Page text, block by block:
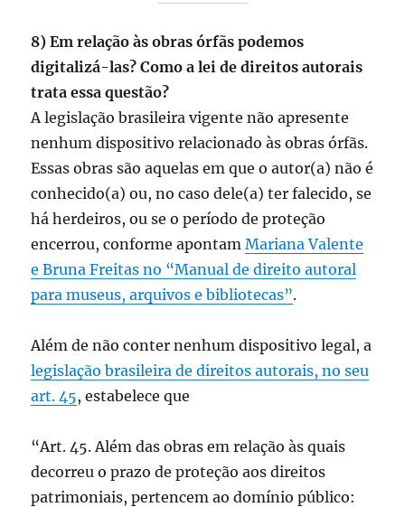
8) Em relação às obras órfãs podemos
digitalizá-las? Como a lei de direitos autorais
trata essa questão?
A legislação brasileira vigente não apresente
nenhum dispositivo relacionado às obras órfãs.
Essas obras são aquelas em que o autor(a) não é
conhecido(a) ou, no caso dele(a) ter falecido, se
há herdeiros, ou se o período de proteção
encerrou, conforme apontamMariana Valente
e Bruna Freitas no “Manual de direito autoral
para museus, arquivos e bibliotecas”.
Além de não conter nenhum dispositivo legal, a
legislação brasileira de direitos autorais, no seu
art. 45, estabelece que
“Art. 45. Além das obras em relação às quais
decorreu o prazo de proteção aos direitos
patrimoniais, pertencem ao domínio público: